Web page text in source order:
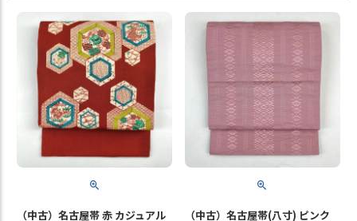
（中古）名古屋帯 赤 カジュアル （中古）名古屋帯(八寸) ピンク